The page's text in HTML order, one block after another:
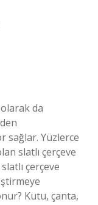
olarak da
sağlar. Yüzlerce
slatlı çerçeve
çerçeve
Kutu, çanta,